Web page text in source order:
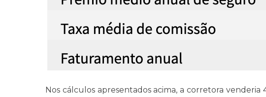
Nos cálculos apresentados acima, a corretora